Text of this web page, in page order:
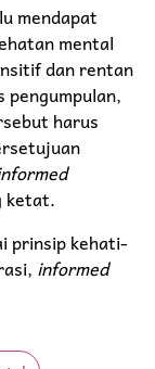
mendapat
mental
dan rentan
pengumpulan,
harus
ketat.
prinsip kehati-
informed